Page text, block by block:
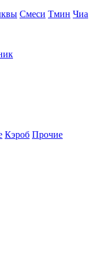
Смеси Тмин Чиа
Кэроб Прочие